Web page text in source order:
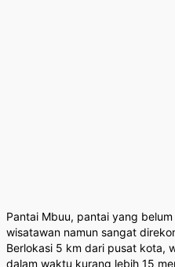
Pantai Mbuu, pantai yang
wisatawan namun sangat
Berlokasi 5 km dari pusat kota,
dalam waktu kurang lebih 15